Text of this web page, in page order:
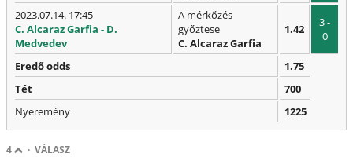
2023.07.14. 17:45
C. Alcaraz Garfia - D.
Medvedev
A mérkőzés
győztese
C. Alcaraz Garfia
1.42
3 -
0
Eredő odds
1.75
Tét
700
Nyeremény
1225
4 · VÁLASZ